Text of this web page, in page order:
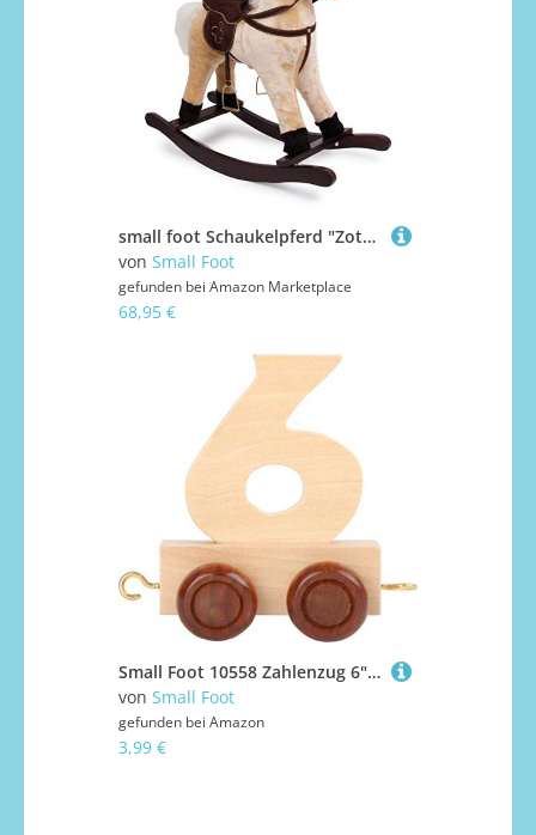
small foot Schaukelpferd "Zottel" aus Holz und Stoff, mit Soundeffekten (Galoppgeräusch und Wiehern), ab 3 Jahren, 4101, Groß
von Small Foot
gefunden bei Amazon Marketplace
68,95 €
Small Foot 10558 Zahlenzug 6" aus Natürlichem Holz mit Vier Kleinen Rädern sowie Verbindungsmöglichkeit mit Anderen Zahlenzügen
von Small Foot
gefunden bei Amazon
3,99 €